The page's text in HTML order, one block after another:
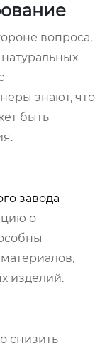
вопроса,
знают, что
быть
завода
о
изделий.
снизить